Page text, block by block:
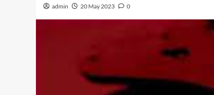
admin 20 May 2023 0